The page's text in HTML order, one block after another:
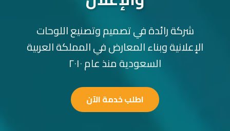
شركة رائدة في تصميم وتصنيع اللوحات
الإعلانية وبناء المعارض في المملكة العربية
السعودية منذ عام ٢٠١٠
اطلب خدمة الآن